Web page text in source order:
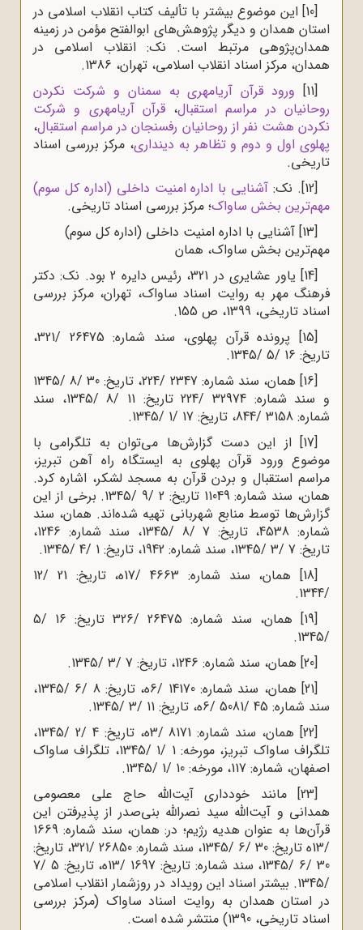
[10]
این موضوع بیشتر با تألیف کتاب انقلاب اسلامی در
استان همدان و دیگر پژوهش‌های ابوالفتح مؤمن در زمینه
همدان‌پژوهی مرتبط است. نک: انقلاب اسلامی در
همدان، مرکز اسناد انقلاب اسلامی، تهران، 1386.
[11]
ورود قرآن آریامهری به سمنان و شرکت نکردن
روحانیان در مراسم استقبال،قرآن آریامهری و شرکت
نکردن هشت نفر از روحانیان رفسنجان در مراسم استقبال،
پهلوی اول و دوم و تظاهر به دینداری، مرکز بررسی اسناد
تاریخی.
[12]
. نک: آشنایی با اداره امنیت داخلی (اداره کل سوم)
مهم‌ترین بخش ساواک؛ مرکز بررسی اسناد تاریخی.
[13]
آشنایی با اداره امنیت داخلی (اداره کل سوم)
مهم‌ترین بخش ساواک، همان
[14]
یاور عشایری در 321، رئیس دایره 2 بود. نک: دکتر
فرهنگ مهر به روایت اسناد ساواک، تهران،مرکز بررسی
اسناد تاریخی، 1399،
ص 155.
[15]
پرونده قرآن پهلوی، سند شماره: 26475 /321،
تاریخ: 16 /5 /1345.
[16]
همان، سند شماره: 2347 /224، تاریخ: 30 /8 /1345
و سند شماره: 32974 /224 تاریخ: 11 /8 /1345، سند
شماره: 3158 /844، تاریخ: 17 /1 /1345.
[17]
از این دست گزارش‌ها می‌توان به تلگرامی با
موضوع ورود قرآن پهلوی به ایستگاه راه آهن تبریز،
مراسم استقبال و بردن قرآن به مسجد لشکر، اشاره کرد.
همان، سند شماره: 11049 تاریخ: 2 /9 /1345. برخی از این
گزارش‌ها توسط منابع شهربانی تهیه شده‌اند. همان، سند
شماره: 4538، تاریخ: 7 /8 /1345، سند شماره: 1246،
تاریخ: 7 /3 /1345، سند شماره: 1942، تاریخ: 1 /4 /1345.
[18]
همان، سند شماره: 4663 /17ه‌، تاریخ: 21 /12
/1344.
[19]
همان، سند شماره: 26475 /326 تاریخ: 16 /5
/1345.
[20]
همان، سند شماره: 1246، تاریخ: 7 /3 /1345.
[21]
همان، سند شماره: 14170 /6ه‌، تاریخ: 8 /6 /1345،
سند شماره: 45 /5081 /6ه‌، تاریخ: 11 /3 /1345.
[22]
همان، سند شماره: 8171 /3ه‌، تاریخ: 4 /2 /1345،
تلگراف ساواک تبریز، مورخه: 1 /1 /1345، تلگراف ساواک
اصفهان، شماره: 117، مورخه: 10 /1 /1345.
[23]
مانند خودداری آیت‌الله حاج علی معصومی
همدانی و آیت‌الله سید نصرالله بنی‌صدر از پذیرفتن این
قرآن‌ها به عنوان هدیه رژیم؛ در: همان، سند شماره: 1669
/13ه‌ تاریخ: 30 /6 /1345، سند شماره: 26850 /321، تاریخ:
30 /6 /1345، سند شماره: تاریخ: 1697 /13ه‌، تاریخ: 5 /7
/1345. بیشتر اسناد این رویداد در روزشمار انقلاب اسلامی
در استان همدان به روایت اسناد ساواک (مرکز بررسی
اسناد تاریخی، 1390) منتشر شده است.